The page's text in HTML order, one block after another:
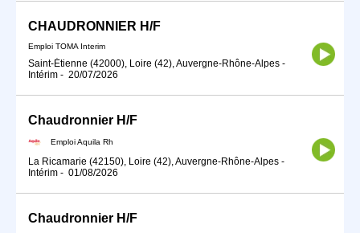
CHAUDRONNIER H/F
Emploi TOMA Interim
Saint-Étienne (42000), Loire (42), Auvergne-Rhône-Alpes -
Intérim - 20/07/2026
Chaudronnier H/F
Emploi Aquila Rh
La Ricamarie (42150), Loire (42), Auvergne-Rhône-Alpes -
Intérim - 01/08/2026
Chaudronnier H/F